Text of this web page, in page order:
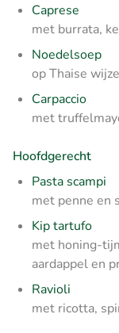
Caprese
met burrata,
Noedelsoep
op Thaise wijze
Carpaccio
met
Hoofdgerecht
Pasta scampi
met penne en
Kip tartufo
met honing-
aardappel en
Ravioli
met ricotta,